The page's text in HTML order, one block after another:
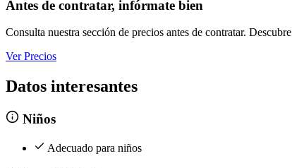
Antes de contratar, infórmate bien
Consulta nuestra sección de precios antes de contratar. Descubre
Ver Precios
Datos interesantes
Niños
Adecuado para niños